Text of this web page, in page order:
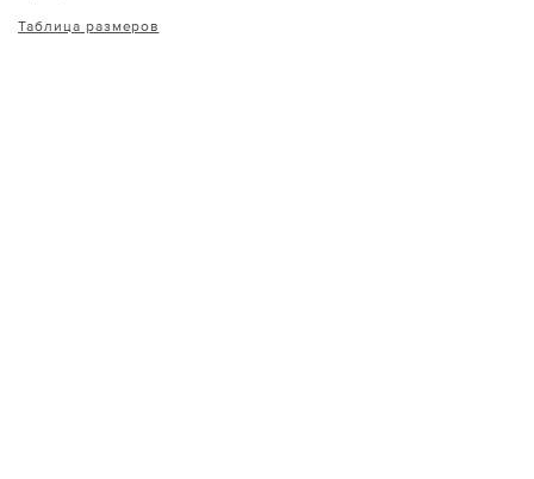
Таблица размеров